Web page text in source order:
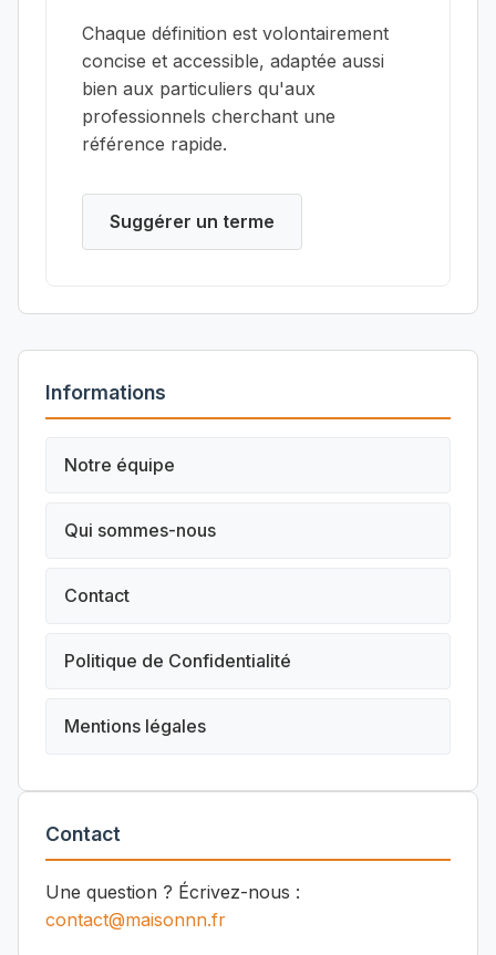
Chaque définition est volontairement
concise et accessible, adaptée aussi
bien aux particuliers qu'aux
professionnels cherchant une
référence rapide.
Suggérer un terme
Informations
Notre équipe
Qui sommes-nous
Contact
Politique de Confidentialité
Mentions légales
Contact
Une question ? Écrivez-nous :
contact@maisonnn.fr